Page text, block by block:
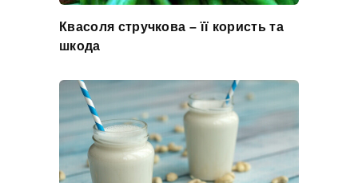
Квасоля стручкова – її користь та
шкода